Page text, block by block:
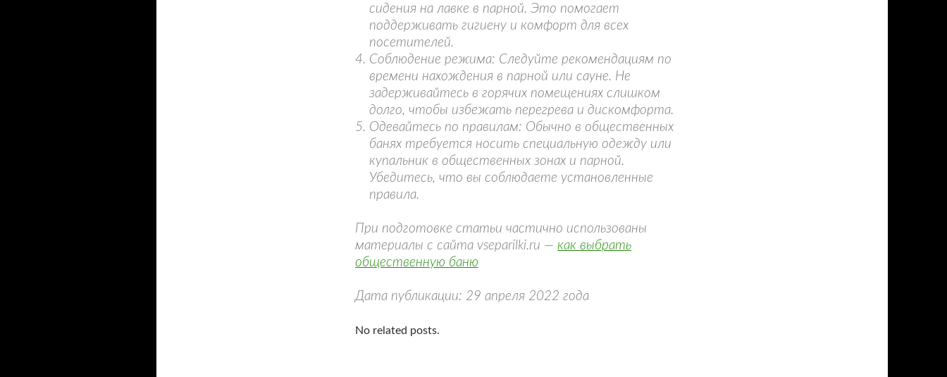
сидения на лавке в парной. Это помогает
поддерживать гигиену и комфорт для всех
посетителей.
Соблюдение режима: Следуйте рекомендациям по
времени нахождения в парной или сауне. Не
задерживайтесь в горячих помещениях слишком
долго, чтобы избежать перегрева и дискомфорта.
Одевайтесь по правилам: Обычно в общественных
банях требуется носить специальную одежду или
купальник в общественных зонах и парной.
Убедитесь, что вы соблюдаете установленные
правила.
При подготовке статьи частично использованы
материалы с сайта vseparilki.ru — как выбрать
общественную баню
Дата публикации: 29 апреля 2022 года
No related posts.